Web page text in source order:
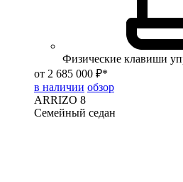
Физические клавиши
от 2 685 000 ₽*
в наличии обзор
ARRIZO 8
Семейный седан